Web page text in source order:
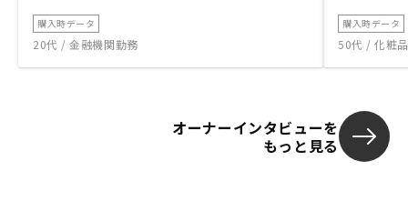
購入時データ
20代 / 金融機関勤務
購入時データ
50代 / 化粧
オーナーインタビューを
もっと見る